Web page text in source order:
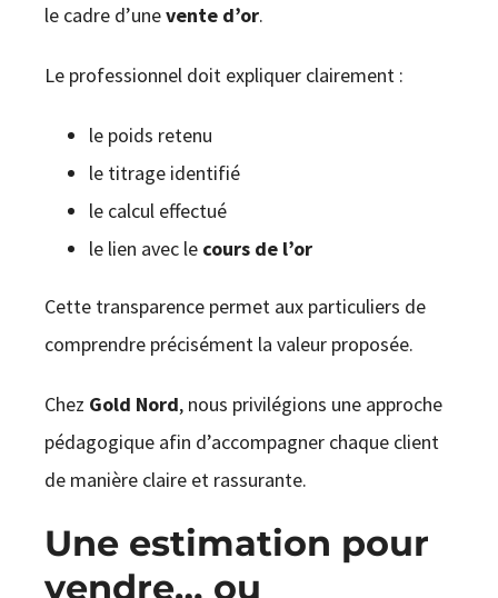
le cadre d’unevente d’or.
Le professionnel doit expliquer clairement :
le poids retenu
le titrage identifié
le calcul effectué
le lien avec le cours de l’or
Cette transparence permet aux particuliers de
comprendre précisément la valeur proposée.
Chez Gold Nord, nous privilégions une approche
pédagogique afin d’accompagner chaque client
de manière claire et rassurante.
Une estimation pour
vendre… ou